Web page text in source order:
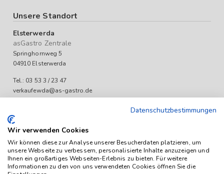
Unsere Standort
Elsterwerda
asGastro Zentrale
Springhornweg 5
04910 Elsterwerda
Tel.: 03 53 3 / 23 47
verkaufewda@as-gastro.de
Mo-Fr 09:00 bis 17:00 Uhr
Datenschutzbestimmungen
Wir verwenden Cookies
Wir können diese zur Analyse unserer Besucherdaten platzieren, um
unsere Webseite zu verbessern, personalisierte Inhalte anzuzeigen und
Ihnen ein großartiges Webseiten-Erlebnis zu bieten. Für weitere
Informationen zu den von uns verwendeten Cookies öffnen Sie die